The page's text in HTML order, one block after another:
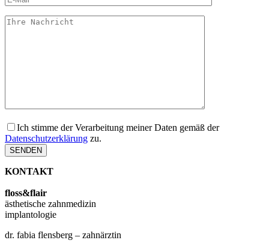
Ich stimme der Verarbeitung meiner Daten gemäß der
Datenschutzerklärung zu.
KONTAKT
floss&flair
ästhetische zahnmedizin
implantologie
dr. fabia flensberg – zahnärztin